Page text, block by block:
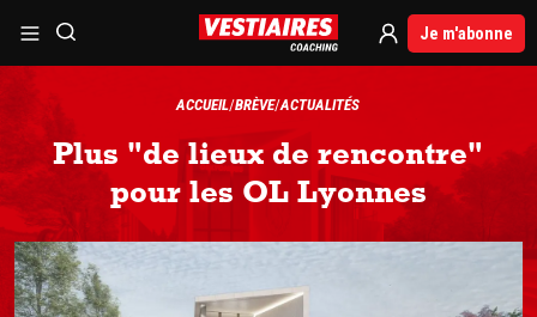
Je m'abonne
ACCUEIL BRÈVE ACTUALITÉS
Plus "de lieux de rencontre"
pour les OL Lyonnes